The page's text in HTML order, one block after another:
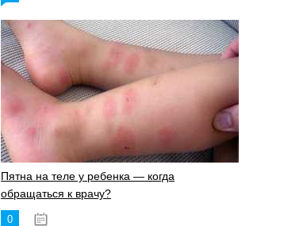
Пятна на теле у ребенка — когда
обращаться к врачу?
0